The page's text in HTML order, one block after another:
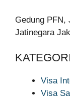
Gedung PFN,
Jatinegara
KATEGORI
Visa
Visa